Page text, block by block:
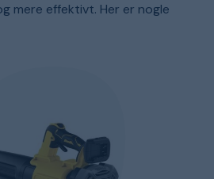
mere effektivt. Her er nogle